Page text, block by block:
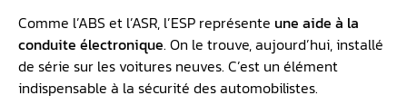
Comme l’ABS et l’ASR, l’ESP représente une aide à la
conduite électronique. On le trouve, aujourd’hui, installé
de série sur les voitures neuves. C’est un élément
indispensable à la sécurité des automobilistes.